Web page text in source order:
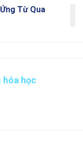
Từ Qua
hóa học